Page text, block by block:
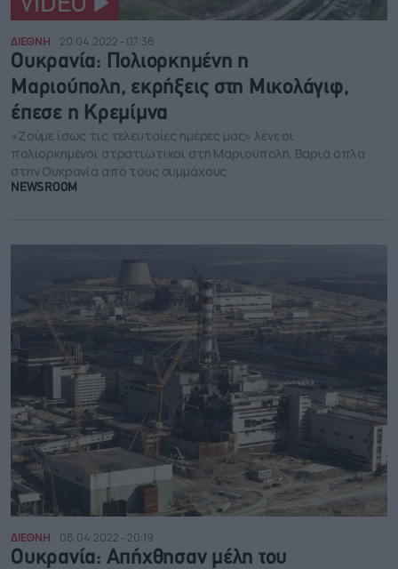
VIDEO
ΔΙΕΘΝΗ 20.04.2022 - 07:36
Ουκρανία: Πολιορκημένη η
Μαριούπολη, εκρήξεις στη Μικολάγιφ,
έπεσε η Κρεμίμνα
«Ζούμε ίσως τις τελευταίες ημέρες μας» λένε οι
πολιορκημένοι στρατιωτικοί στη Μαριούπολη. Βαριά όπλα
στην Ουκρανία από τους συμμάχους
NEWSROOM
ΔΙΕΘΝΗ 08.04.2022 - 20:19
Ουκρανία: Απήχθησαν μέλη του